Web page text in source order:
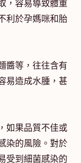
，容易導致體重
利於孕媽咪和胎
醬等，往往含有
易造成水腫，甚
如果品質不佳或
染的風險。對於
受到細菌感染的